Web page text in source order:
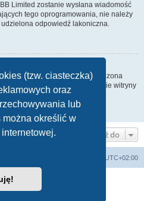
(tzw. ciasteczka)
oraz
lub
określić w
Limited zostanie wysłana wiadomość
tego oprogramowania, nie należy
odpowiedź lakoniczna.
– jeśli funkcja ta jest włączona
„Kontakt z nami”. Członkowie witryny
administracyjny”.
Przejdź do
UTC+02:00
® Forum Software © phpBB Limited
dostarcza